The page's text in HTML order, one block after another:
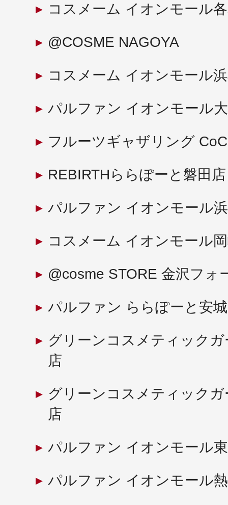
コスメーム イオンモール
@COSME NAGOYA
コスメーム イオンモール
パルファン イオンモール
フルーツギャザリング
REBIRTHららぽーと磐田店
パルファン イオンモール
コスメーム イオンモール
@cosme STORE 金沢フォ
パルファン ららぽーと安
グリーンコスメティック
店
グリーンコスメティック
店
パルファン イオンモール
パルファン イオンモール